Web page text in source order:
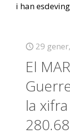
i han
29
El
la